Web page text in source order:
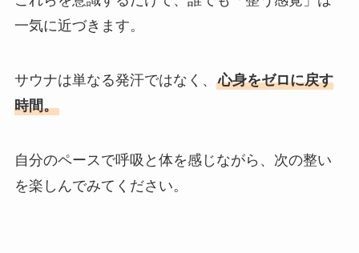
一気に近づきます。
サウナは単なる発汗ではなく、 心身をゼロに戻す
時間。
自分のペースで呼吸と体を感じながら、次の整い
を楽しんでみてください。